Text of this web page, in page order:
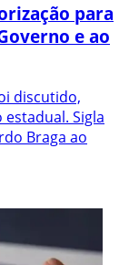
para
e ao
discutido,
Sigla
Braga ao